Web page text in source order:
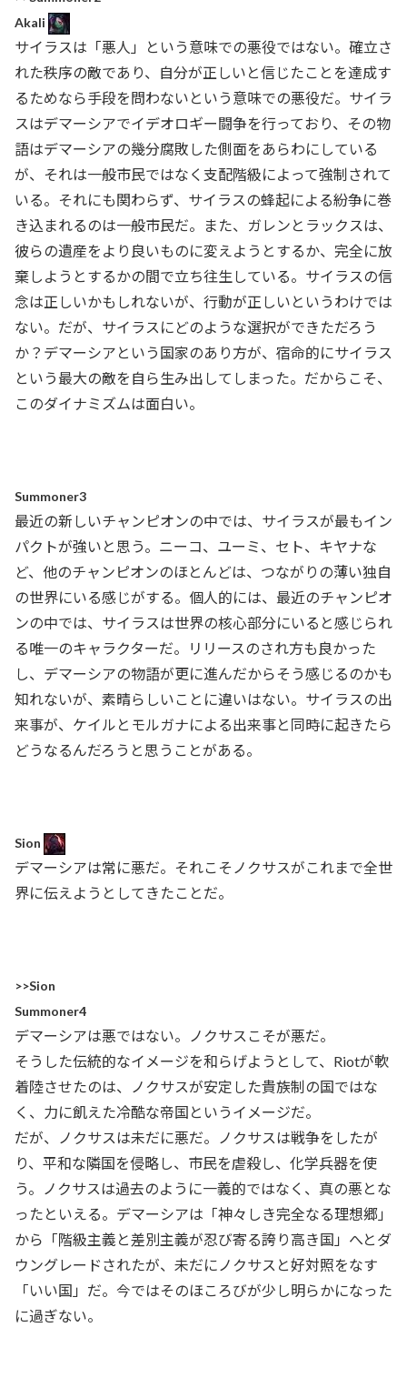
Akali
サイラスは「悪人」という意味での悪役ではない。確立さ
れた秩序の敵であり、自分が正しいと信じたことを達成す
るためなら手段を問わないという意味での悪役だ。サイラ
スはデマーシアでイデオロギー闘争を行っており、その物
語はデマーシアの幾分腐敗した側面をあらわにしている
が、それは一般市民ではなく支配階級によって強制されて
いる。それにも関わらず、サイラスの蜂起による紛争に巻
き込まれるのは一般市民だ。また、ガレンとラックスは、
彼らの遺産をより良いものに変えようとするか、完全に放
棄しようとするかの間で立ち往生している。サイラスの信
念は正しいかもしれないが、行動が正しいというわけでは
ない。だが、サイラスにどのような選択ができただろう
か？デマーシアという国家のあり方が、宿命的にサイラス
という最大の敵を自ら生み出してしまった。だからこそ、
このダイナミズムは面白い。
Summoner3
最近の新しいチャンピオンの中では、サイラスが最もイン
パクトが強いと思う。ニーコ、ユーミ、セト、キヤナな
ど、他のチャンピオンのほとんどは、つながりの薄い独自
の世界にいる感じがする。個人的には、最近のチャンピオ
ンの中では、サイラスは世界の核心部分にいると感じられ
る唯一のキャラクターだ。リリースのされ方も良かった
し、デマーシアの物語が更に進んだからそう感じるのかも
知れないが、素晴らしいことに違いはない。サイラスの出
来事が、ケイルとモルガナによる出来事と同時に起きたら
どうなるんだろうと思うことがある。
Sion
デマーシアは常に悪だ。それこそノクサスがこれまで全世
界に伝えようとしてきたことだ。
>>Sion
Summoner4
デマーシアは悪ではない。ノクサスこそが悪だ。
そうした伝統的なイメージを和らげようとして、Riotが軟
着陸させたのは、ノクサスが安定した貴族制の国ではな
く、力に飢えた冷酷な帝国というイメージだ。
だが、ノクサスは未だに悪だ。ノクサスは戦争をしたが
り、平和な隣国を侵略し、市民を虐殺し、化学兵器を使
う。ノクサスは過去のように一義的ではなく、真の悪とな
ったといえる。デマーシアは「神々しき完全なる理想郷」
から「階級主義と差別主義が忍び寄る誇り高き国」へとダ
ウングレードされたが、未だにノクサスと好対照をなす
「いい国」だ。今ではそのほころびが少し明らかになった
に過ぎない。